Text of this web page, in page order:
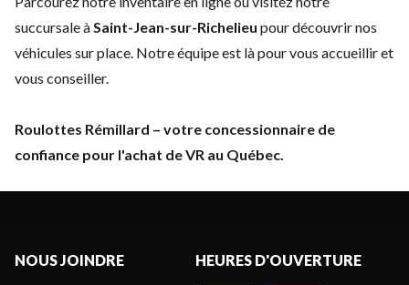
succursale àSaint-Jean-sur-Richelieu pour découvrir nos
véhicules sur place. Notre équipe est là pour vous accueillir et
vous conseiller.
Roulottes Rémillard – votre concessionnaire de
confiance pour l'achat de VR au Québec.
NOUS JOINDRE HEURES D'OUVERTURE